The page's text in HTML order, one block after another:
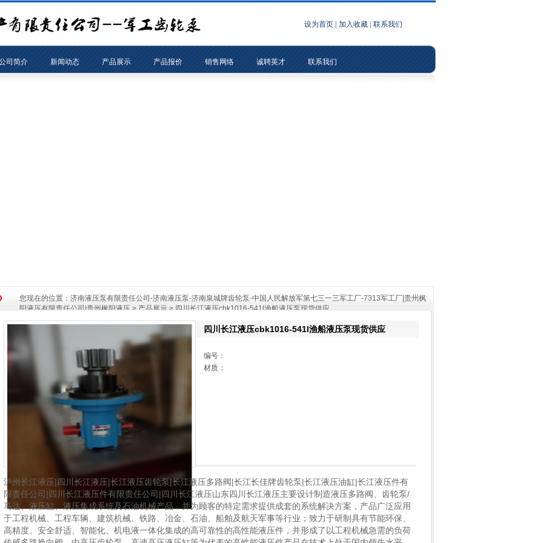
设为首页 加入收藏 联系我们
司简介 新闻动态 产品展示 产品报价 销售网络 诚聘英才 联系我们
您现在的位置： 济南液压泵有限责任公司-济南液压泵-济南泉城牌齿轮泵-中国人民解放军第七三一三军工厂-7313军工厂|贵州枫
阳液压有限责任公司|贵州枫阳液压>产品展示> 四川长江液压cbk1016-541l渔船液压泵现货供应
四川长江液压cbk1016-541l渔船液压泵现货供应
编号：
材质：
泸州长江液压|四川长江液压|长江液压齿轮泵|长江液压多路阀|长江长佳牌齿轮泵|长江液压油缸|长江液压件有
限责任公司|四川长江液压件有限责任公司|四川长江液压山东四川长江液压主要设计制造液压多路阀、齿轮泵/
马达、液压缸、液压集成系统及石油机械产品，并为顾客的特定需求提供成套的系统解决方案，产品广泛应用
于工程机械、工程车辆、建筑机械、铁路、冶金、石油、船舶及航天军事等行业；致力于研制具有节能环保、
高精度、安全舒适、智能化、机电液一体化集成的高可靠性的高性能液压件，并形成了以工程机械急需的负荷